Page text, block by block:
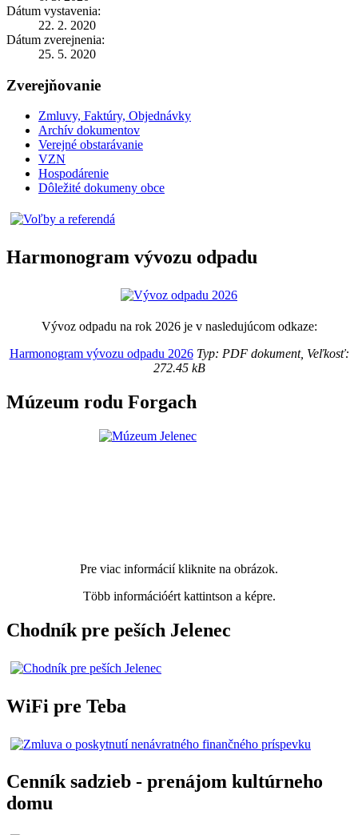
Dátum vystavenia:
22. 2. 2020
Dátum zverejnenia:
25. 5. 2020
Zverejňovanie
Zmluvy, Faktúry, Objednávky
Archív dokumentov
Verejné obstarávanie
VZN
Hospodárenie
Dôležité dokumeny obce
Harmonogram vývozu odpadu
Vývoz odpadu na rok 2026 je v nasledujúcom odkaze:
Harmonogram vývozu odpadu 2026Typ: PDF dokument, Veľkosť:
272.45 kB
Múzeum rodu Forgach
Pre viac informácií kliknite na obrázok.
Több információért kattintson a képre.
Chodník pre peších Jelenec
WiFi pre Teba
Cenník sadzieb - prenájom kultúrneho
domu